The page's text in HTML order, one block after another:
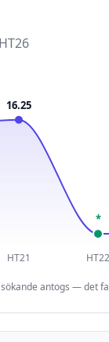
HT26
HT21 HT22
16.25
*
antogs — det